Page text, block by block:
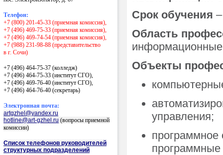
Телефон:
+7 (800) 201-45-33 (приемная комиссия),
+7 (496) 469-75-33 (приемная комиссия),
+7 (496) 469-74-54 (приемная комиссия),
+7 (988) 231-98-88 (представительство
в г. Сочи)
+7 (496) 464-75-37 (колледж)
+7 (496) 464-75-33 (институт СГО),
+7 (496) 469-76-40 (институт СГО),
+7 (496) 464-76-40 (секретарь)
Электронная почта:
artgzhel@yandex.ru
hotline@art-gzhel.ru (вопросы приемной
комиссии)
Список телефонов руководителей
структурных подразделений
Срок обучения
Область
информационные
Объекты
управления;
программное